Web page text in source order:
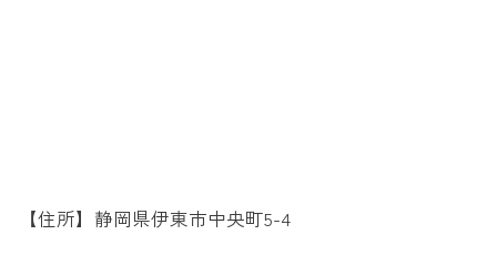
【住所】静岡県伊東市中央町5-4